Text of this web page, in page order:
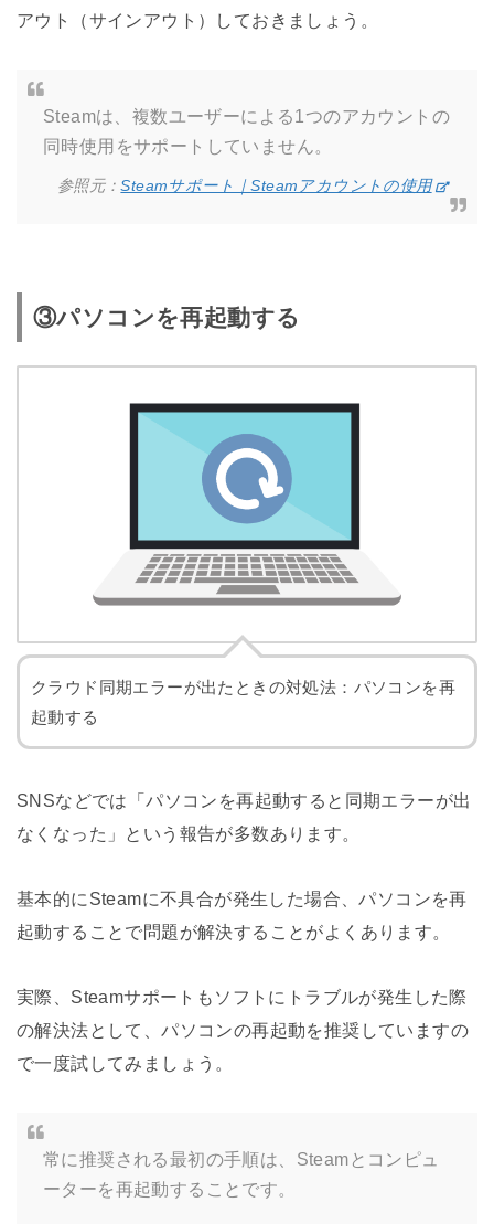
アウト（サインアウト）しておきましょう。
Steamは、複数ユーザーによる1つのアカウントの
同時使用をサポートしていません。
参照元：Steamサポート｜Steamアカウントの使用
③パソコンを再起動する
クラウド同期エラーが出たときの対処法：パソコンを再
起動する
SNSなどでは「パソコンを再起動すると同期エラーが出
なくなった」という報告が多数あります。
基本的にSteamに不具合が発生した場合、パソコンを再
起動することで問題が解決することがよくあります。
実際、Steamサポートもソフトにトラブルが発生した際
の解決法として、パソコンの再起動を推奨していますの
で一度試してみましょう。
常に推奨される最初の手順は、Steamとコンピュ
ーターを再起動することです。